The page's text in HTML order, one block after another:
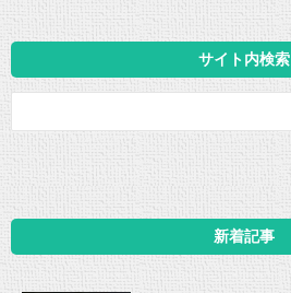
サイト内検索
新着記事